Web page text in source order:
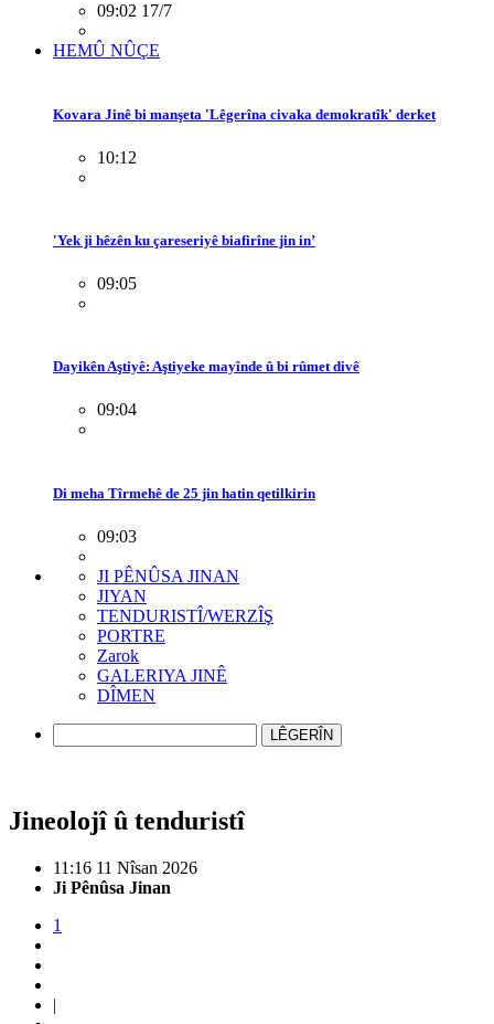
09:02 17/7
HEMÛ NÛÇE
Kovara Jinê bi manşeta 'Lêgerîna civaka demokratîk' derket
10:12
'Yek ji hêzên ku çareseriyê biafirîne jin in’
09:05
Dayikên Aştiyê: Aştiyeke mayînde û bi rûmet divê
09:04
Di meha Tîrmehê de 25 jin hatin qetilkirin
09:03
JI PÊNÛSA JINAN
JIYAN
TENDURISTÎ/WERZÎŞ
PORTRE
Zarok
GALERIYA JINÊ
DÎMEN
LÊGERÎN
Jineolojî û tenduristî
11:16 11 Nîsan 2026
Ji Pênûsa Jinan
1
|